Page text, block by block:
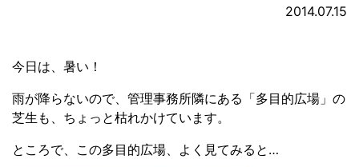
2014.07.15
今日は、暑い！
雨が降らないので、管理事務所隣にある「多目的広場」の
芝生も、ちょっと枯れかけています。
ところで、この多目的広場、よく見てみると…